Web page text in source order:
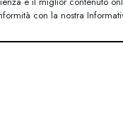
con la nostra